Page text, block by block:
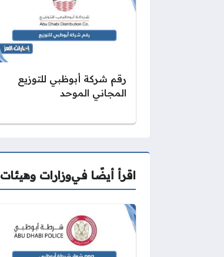
رقم شركة أبوظبي للتوزيع
المجاني الموحد
اقرأ أيضًا فيوزارات وهيئات